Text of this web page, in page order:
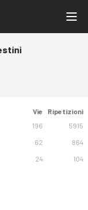
Vie Ripetizioni
196 5915
62 864
24 104